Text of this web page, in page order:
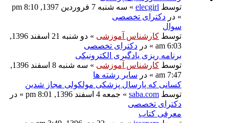
توسط elecgirl
» سه شنبه 7 فروردین 1397, 8:10 pm
» در دکترای تخصصی
سوال
توسط کارشناس آموزشی
» دو شنبه 21 اسفند 1396,
6:03 am » در
دکترای تخصصی
برنامه ریزی یادگیری الکترونیکی
توسط کارشناس آموزشی
» سه شنبه 8 اسفند 1396,
7:47 am » در
سایر رشته ها
کسانی که پارسال پزشکی مولکولی مجاز شدین
توسط saba.com » جمعه 4 اسفند 1396, 8:01 pm » در
دکترای تخصصی
معرفی کتاب